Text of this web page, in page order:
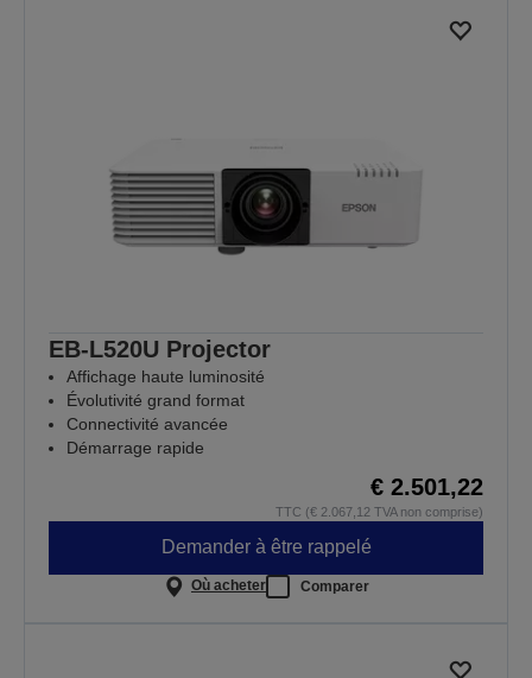
EB-L520U Projector
Affichage haute luminosité
Évolutivité grand format
Connectivité avancée
Démarrage rapide
€ 2.501,22
TTC (€ 2.067,12 TVA non comprise)
Demander à être rappelé
Où acheter Comparer